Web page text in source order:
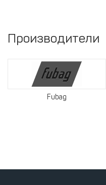
Производители
Fubag